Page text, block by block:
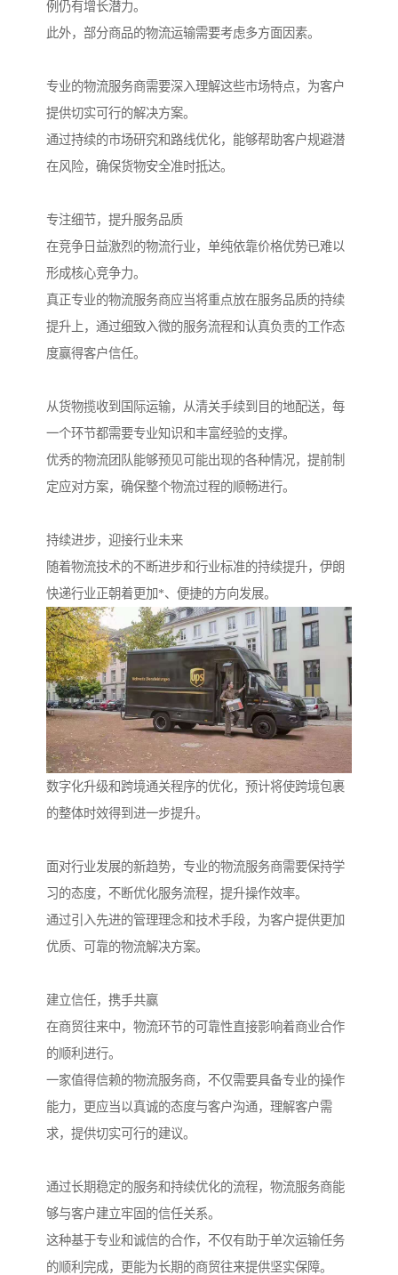
例仍有增长潜力。
此外，部分商品的物流运输需要考虑多方面因素。
专业的物流服务商需要深入理解这些市场特点，为客户
提供切实可行的解决方案。
通过持续的市场研究和路线优化，能够帮助客户规避潜
在风险，确保货物安全准时抵达。
专注细节，提升服务品质
在竞争日益激烈的物流行业，单纯依靠价格优势已难以
形成核心竞争力。
真正专业的物流服务商应当将重点放在服务品质的持续
提升上，通过细致入微的服务流程和认真负责的工作态
度赢得客户信任。
从货物揽收到国际运输，从清关手续到目的地配送，每
一个环节都需要专业知识和丰富经验的支撑。
优秀的物流团队能够预见可能出现的各种情况，提前制
定应对方案，确保整个物流过程的顺畅进行。
持续进步，迎接行业未来
随着物流技术的不断进步和行业标准的持续提升，伊朗
快递行业正朝着更加*、便捷的方向发展。
数字化升级和跨境通关程序的优化，预计将使跨境包裹
的整体时效得到进一步提升。
面对行业发展的新趋势，专业的物流服务商需要保持学
习的态度，不断优化服务流程，提升操作效率。
通过引入先进的管理理念和技术手段，为客户提供更加
优质、可靠的物流解决方案。
建立信任，携手共赢
在商贸往来中，物流环节的可靠性直接影响着商业合作
的顺利进行。
一家值得信赖的物流服务商，不仅需要具备专业的操作
能力，更应当以真诚的态度与客户沟通，理解客户需
求，提供切实可行的建议。
通过长期稳定的服务和持续优化的流程，物流服务商能
够与客户建立牢固的信任关系。
这种基于专业和诚信的合作，不仅有助于单次运输任务
的顺利完成，更能为长期的商贸往来提供坚实保障。